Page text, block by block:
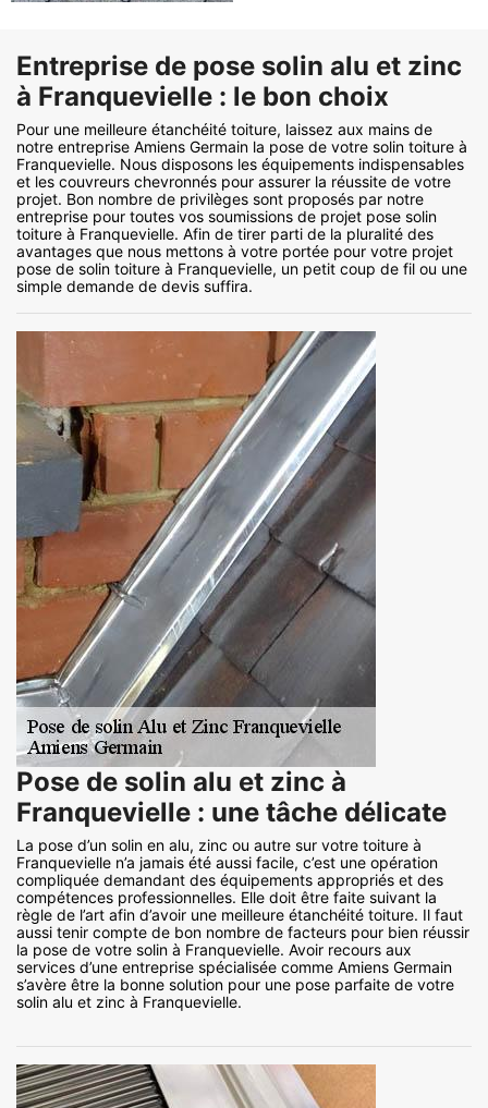
Entreprise de pose solin alu et zinc
à Franquevielle : le bon choix
Pour une meilleure étanchéité toiture, laissez aux mains de
notre entreprise Amiens Germain la pose de votre solin toiture à
Franquevielle. Nous disposons les équipements indispensables
et les couvreurs chevronnés pour assurer la réussite de votre
projet. Bon nombre de privilèges sont proposés par notre
entreprise pour toutes vos soumissions de projet pose solin
toiture à Franquevielle. Afin de tirer parti de la pluralité des
avantages que nous mettons à votre portée pour votre projet
pose de solin toiture à Franquevielle, un petit coup de fil ou une
simple demande de devis suffira.
Pose de solin alu et zinc à
Franquevielle : une tâche délicate
La pose d’un solin en alu, zinc ou autre sur votre toiture à
Franquevielle n’a jamais été aussi facile, c’est une opération
compliquée demandant des équipements appropriés et des
compétences professionnelles. Elle doit être faite suivant la
règle de l’art afin d’avoir une meilleure étanchéité toiture. Il faut
aussi tenir compte de bon nombre de facteurs pour bien réussir
la pose de votre solin à Franquevielle. Avoir recours aux
services d’une entreprise spécialisée comme Amiens Germain
s’avère être la bonne solution pour une pose parfaite de votre
solin alu et zinc à Franquevielle.